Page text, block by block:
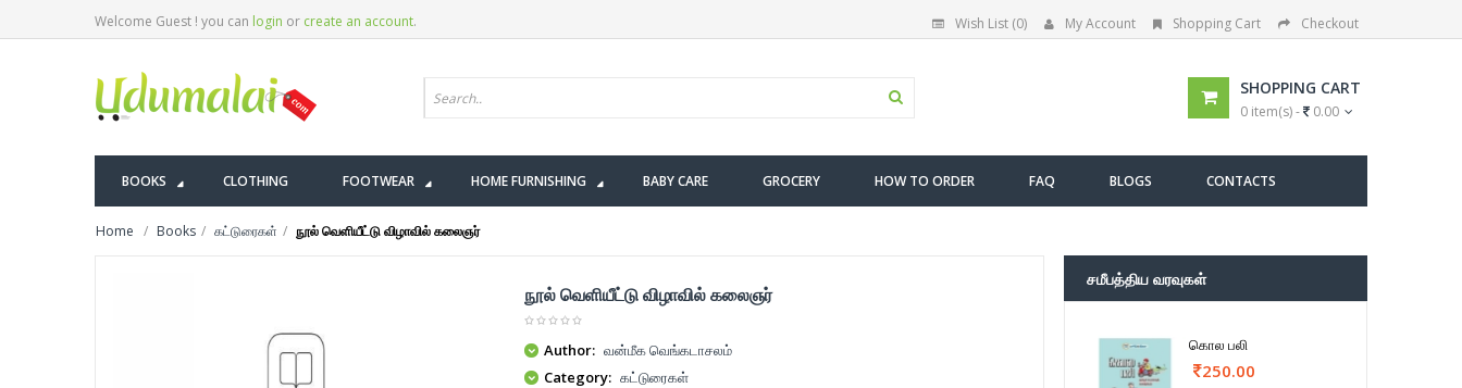
Welcome Guest ! you can login or create an account. Wish List (0) My Account Shopping Cart Checkout
SHOPPING CART
0 item(s) - 0.00
BOOKS CLOTHING FOOTWEAR HOME FURNISHING BABY CARE GROCERY HOW TO ORDER FAQ BLOGS CONTACTS
Home Books கட்டுரைகள் நூல் வெளியீட்டு விழாவில் கலைஞர்
நூல் வெளியீட்டு விழாவில் கலைஞர்
Author: வன்மீக வெங்கடாசலம்
Category: கட்டுரைகள்
சமீபத்திய வரவுகள்
கொல பலி
250.00